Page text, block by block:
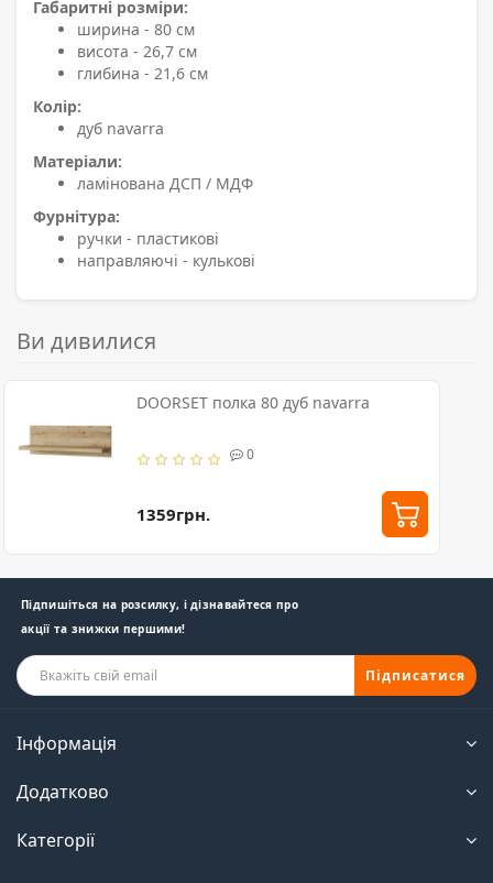
Габаритні розміри:
ширина - 80 см
висота - 26,7 см
глибина - 21,6 см
Колір:
дуб navarra
Матеріали:
ламінована ДСП / МДФ
Фурнітура:
ручки - пластикові
направляючі - кулькові
Ви дивилися
DOORSET полка 80 дуб navarra
0
1359грн.
Підпишіться на розсилку, і дізнавайтеся про
акції та знижки першими!
Підписатися
Інформація
Додатково
Категорії